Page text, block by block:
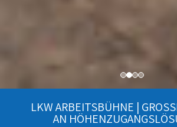
LKW ARBEITSBÜHNE |
AN